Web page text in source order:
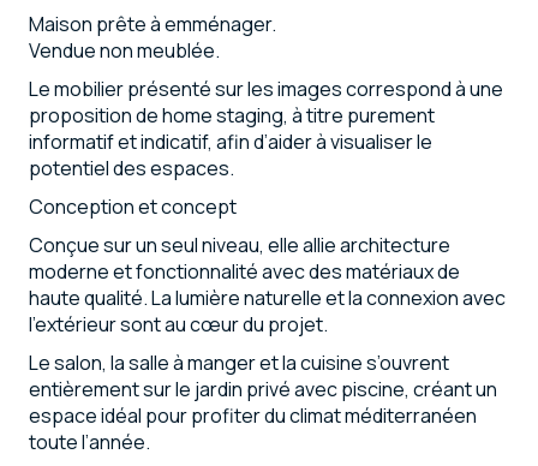
Maison prête à emménager.
Vendue non meublée.
Le mobilier présenté sur les images correspond à une
proposition de home staging, à titre purement
informatif et indicatif, afin d’aider à visualiser le
potentiel des espaces.
Conception et concept
Conçue sur un seul niveau, elle allie architecture
moderne et fonctionnalité avec des matériaux de
haute qualité. La lumière naturelle et la connexion avec
l’extérieur sont au cœur du projet.
Le salon, la salle à manger et la cuisine s’ouvrent
entièrement sur le jardin privé avec piscine, créant un
espace idéal pour profiter du climat méditerranéen
toute l’année.